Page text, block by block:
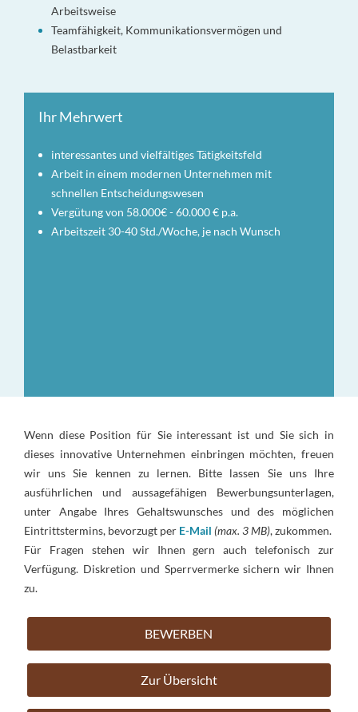
Arbeitsweise
Teamfähigkeit, Kommunikationsvermögen und
Belastbarkeit
Ihr Mehrwert
interessantes und vielfältiges Tätigkeitsfeld
Arbeit in einem modernen Unternehmen mit
schnellen Entscheidungswesen
Vergütung von 58.000€ - 60.000 € p.a.
Arbeitszeit 30-40 Std./Woche, je nach Wunsch
Wenn diese Position für Sie interessant ist und Sie sich in
dieses innovative Unternehmen einbringen möchten, freuen
wir uns Sie kennen zu lernen. Bitte lassen Sie uns Ihre
ausführlichen und aussagefähigen Bewerbungsunterlagen,
unter Angabe Ihres Gehaltswunsches und des möglichen
Eintrittstermins, bevorzugt per E-Mail (max. 3 MB), zukommen.
Für Fragen stehen wir Ihnen gern auch telefonisch zur
Verfügung. Diskretion und Sperrvermerke sichern wir Ihnen
zu.
BEWERBEN
Zur Übersicht